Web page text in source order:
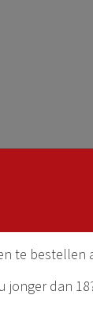
te bestellen
jonger dan